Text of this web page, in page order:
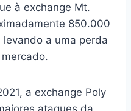
à exchange Mt.
850.000
a uma perda
a exchange Poly
ataques da